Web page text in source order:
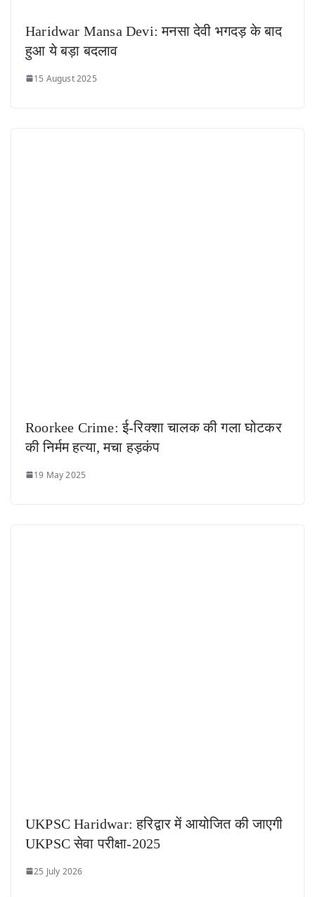
Haridwar Mansa Devi: मनसा देवी भगदड़ के बाद
हुआ ये बड़ा बदलाव
15 August 2025
Roorkee Crime: ई-रिक्शा चालक की गला घोटकर
की निर्मम हत्या, मचा हड़कंप
19 May 2025
UKPSC Haridwar: हरिद्वार में आयोजित की जाएगी
UKPSC सेवा परीक्षा-2025
25 July 2026